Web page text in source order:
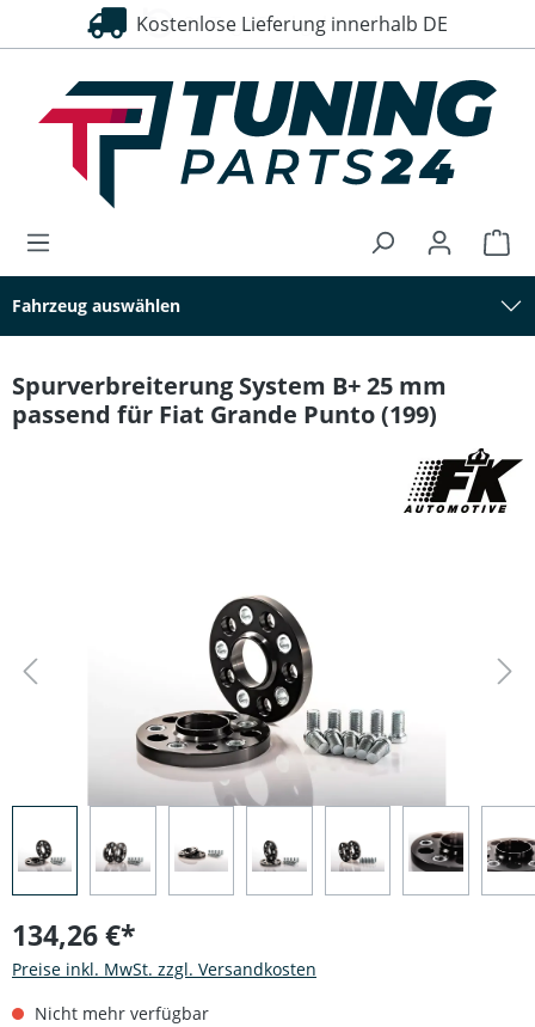
springen Kostenlose Lieferung innerhalb DE
30 Tage Rückgaberecht
Fahrzeug auswählen
Spurverbreiterung System B+ 25 mm
passend für Fiat Grande Punto (199)
134,26 €*
Preise inkl. MwSt. zzgl. Versandkosten
Nicht mehr verfügbar